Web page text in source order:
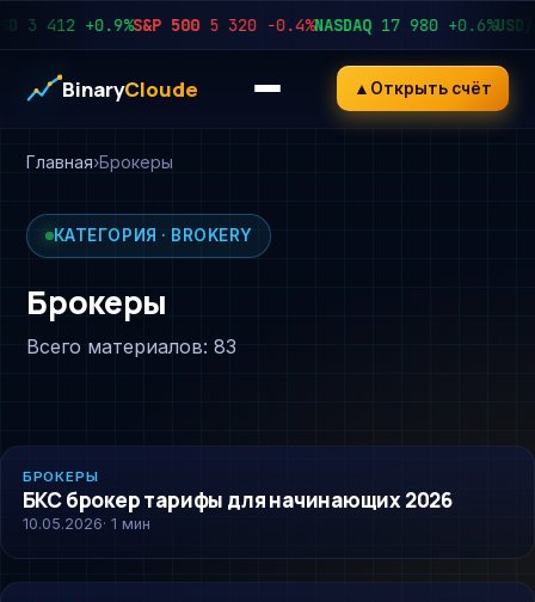
3 412 +0.9%S&P 500 5 320 −0.4%NASDAQ 17 980 +0.6%USD/
BinaryCloude ▲ Открыть счёт
Главная Брокеры
КАТЕГОРИЯ · BROKERY
Брокеры
Всего материалов: 83
BROKERY
БРОКЕРЫ
БКС брокер тарифы для начинающих 2026
10.05.2026· 1 мин